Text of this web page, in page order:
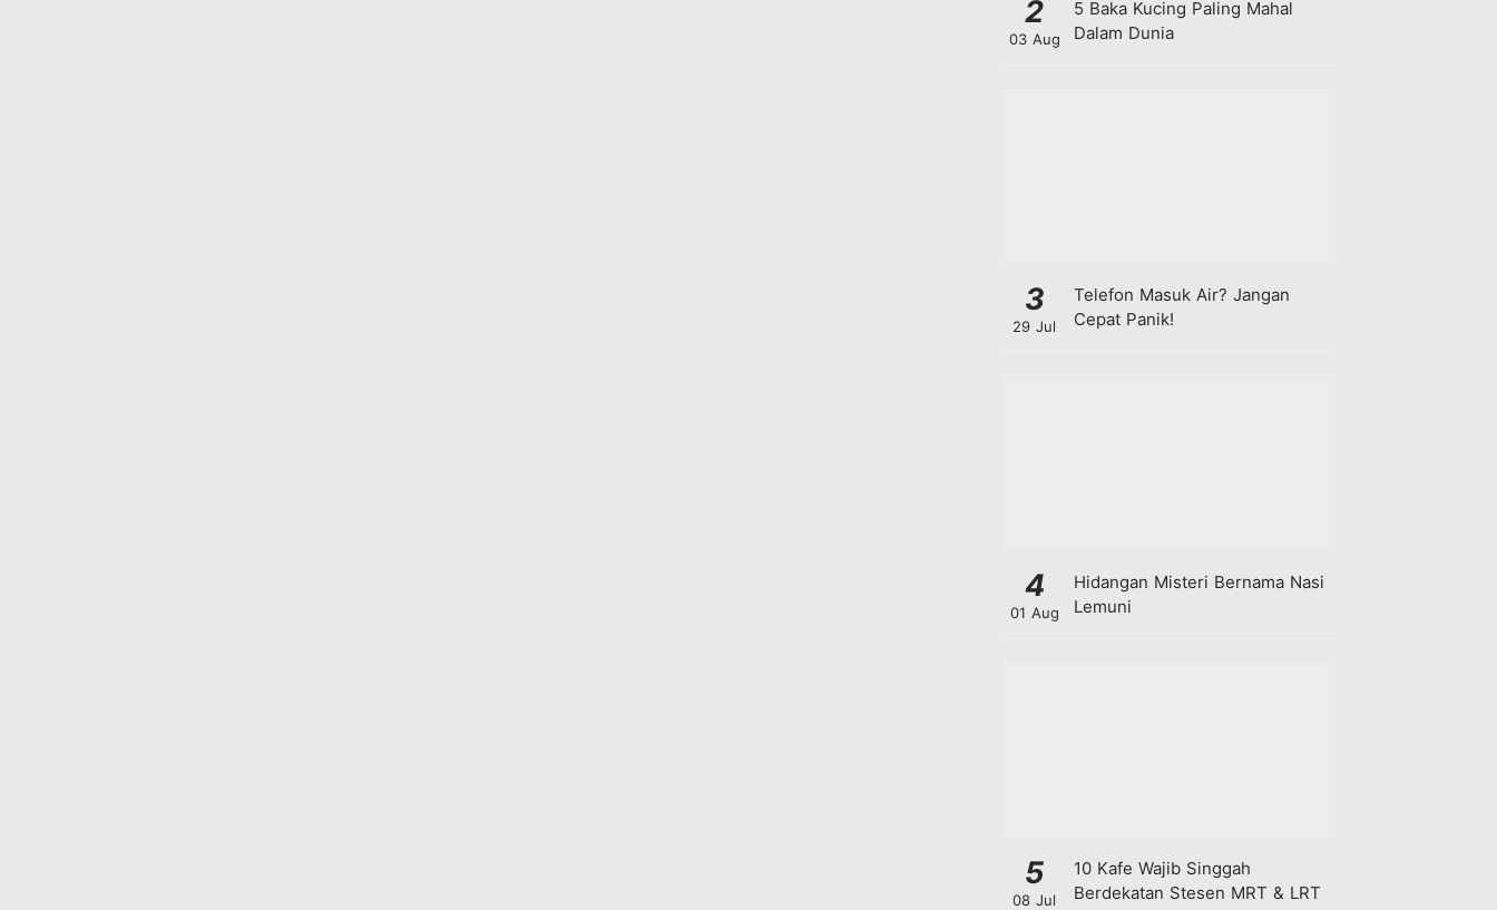
2
03 Aug
5 Baka Kucing Paling Mahal
Dalam Dunia
3
29 Jul
Telefon Masuk Air? Jangan
Cepat Panik!
4
01 Aug
Hidangan Misteri Bernama Nasi
Lemuni
5
08 Jul
10 Kafe Wajib Singgah
Berdekatan Stesen MRT & LRT